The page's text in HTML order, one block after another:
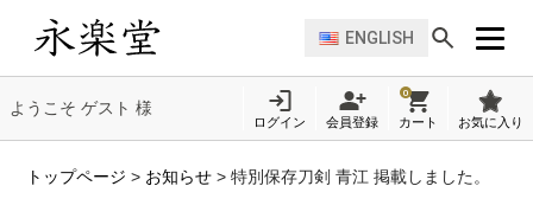
ENGLISH
ようこそ ゲスト 様
ログイン 会員登録
0
カート お気に入り
トップページ > お知らせ >特別保存刀剣 青江 掲載しました。